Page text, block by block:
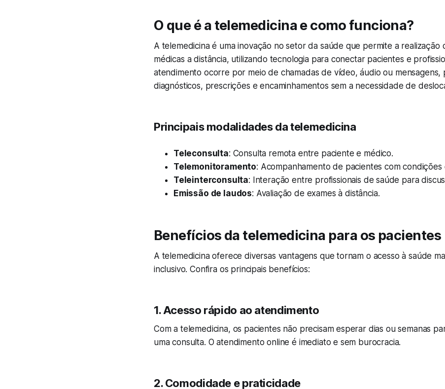
O que é a telemedicina e como funciona?
A telemedicina é uma inovação no setor da saúde que permite a realização
médicas a distância, utilizando tecnologia para conectar pacientes e
atendimento ocorre por meio de chamadas de vídeo, áudio ou mensagens,
diagnósticos, prescrições e encaminhamentos sem a necessidade de
Principais modalidades da telemedicina
Teleconsulta: Consulta remota entre paciente e médico.
Telemonitoramento: Acompanhamento de pacientes com condições
Teleinterconsulta: Interação entre profissionais de saúde para
Emissão de laudos: Avaliação de exames à distância.
Benefícios da telemedicina para os pacientes
A telemedicina oferece diversas vantagens que tornam o acesso à saúde
inclusivo. Confira os principais benefícios:
1.Acesso rápido ao atendimento
Com a telemedicina, os pacientes não precisam esperar dias ou semanas
uma consulta. O atendimento online é imediato e sem burocracia.
2.Comodidade e praticidade